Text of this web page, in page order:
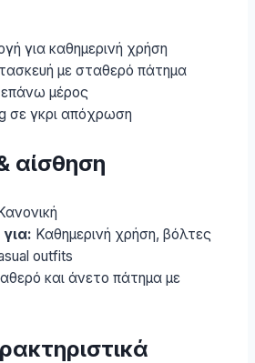
για καθημερινή χρήση
με σταθερό πάτημα
μέρος
σε γκρι απόχρωση
αίσθηση
Καθημερινή χρήση, βόλτες
outfits
και άνετο πάτημα με